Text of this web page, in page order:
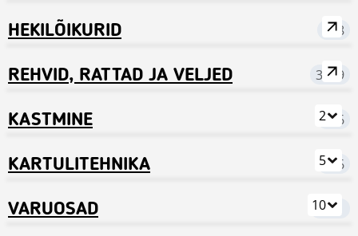
HEKILÕIKURID 168
REHVID, RATTAD JA VELJED 3129
KASTMINE 526
2
KARTULITEHNIKA 716
5
VARUOSAD 7521
10